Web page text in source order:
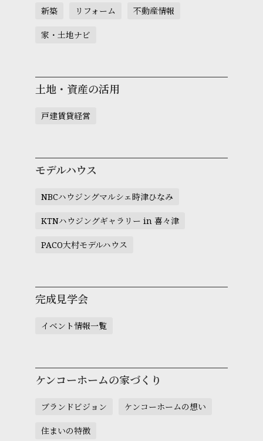
新築 リフォーム 不動産情報
家・土地ナビ
土地・資産の活用
戸建賃貸経営
モデルハウス
NBCハウジングマルシェ時津ひなみ
KTNハウジングギャラリー in 喜々津
PACO大村モデルハウス
完成見学会
イベント情報一覧
ケンコーホームの家づくり
ブランドビジョン ケンコーホームの想い
住まいの特徴